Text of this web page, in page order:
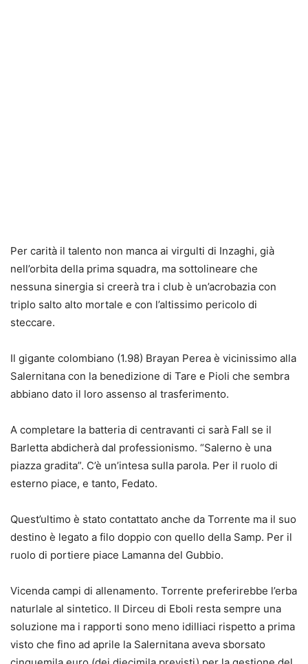
Per carità il talento non manca ai virgulti di Inzaghi, già
nell’orbita della prima squadra, ma sottolineare che
nessuna sinergia si creerà tra i club è un’acrobazia con
triplo salto alto mortale e con l’altissimo pericolo di
steccare.
Il gigante colombiano (1.98) Brayan Perea è vicinissimo alla
Salernitana con la benedizione di Tare e Pioli che sembra
abbiano dato il loro assenso al trasferimento.
A completare la batteria di centravanti ci sarà Fall se il
Barletta abdicherà dal professionismo. “Salerno è una
piazza gradita”. C’è un’intesa sulla parola. Per il ruolo di
esterno piace, e tanto, Fedato.
Quest’ultimo è stato contattato anche da Torrente ma il suo
destino è legato a filo doppio con quello della Samp. Per il
ruolo di portiere piace Lamanna del Gubbio.
Vicenda campi di allenamento. Torrente preferirebbe l’erba
naturlale al sintetico. Il Dirceu di Eboli resta sempre una
soluzione ma i rapporti sono meno idilliaci rispetto a prima
visto che fino ad aprile la Salernitana aveva sborsato